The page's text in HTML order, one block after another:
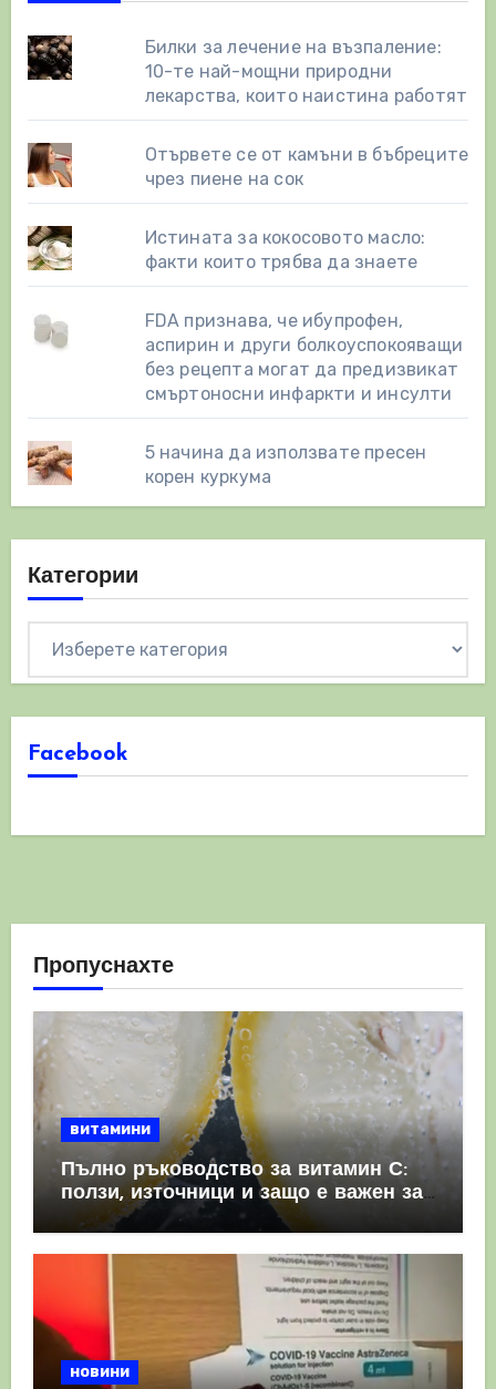
Билки за лечение на възпаление:
10-те най-мощни природни
лекарства, които наистина работят
Отървете се от камъни в бъбреците
чрез пиене на сок
Истината за кокосовото масло:
факти които трябва да знаете
FDA признава, че ибупрофен,
аспирин и други болкоуспокояващи
без рецепта могат да предизвикат
смъртоносни инфаркти и инсулти
5 начина да използвате пресен
корен куркума
Категории
Facebook
Пропуснахте
витамини
Пълно ръководство за витамин С:
ползи, източници и защо е важен за
имунната система
новини